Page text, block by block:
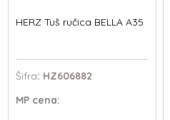
HERZ Tuš ručica BELLA A35
Šifra: HZ606882
MP cena: